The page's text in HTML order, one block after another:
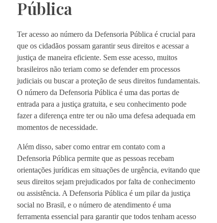
Pública
Ter acesso ao número da Defensoria Pública é crucial para
que os cidadãos possam garantir seus direitos e acessar a
justiça de maneira eficiente. Sem esse acesso, muitos
brasileiros não teriam como se defender em processos
judiciais ou buscar a proteção de seus direitos fundamentais.
O número da Defensoria Pública é uma das portas de
entrada para a justiça gratuita, e seu conhecimento pode
fazer a diferença entre ter ou não uma defesa adequada em
momentos de necessidade.
Além disso, saber como entrar em contato com a
Defensoria Pública permite que as pessoas recebam
orientações jurídicas em situações de urgência, evitando que
seus direitos sejam prejudicados por falta de conhecimento
ou assistência. A Defensoria Pública é um pilar da justiça
social no Brasil, e o número de atendimento é uma
ferramenta essencial para garantir que todos tenham acesso